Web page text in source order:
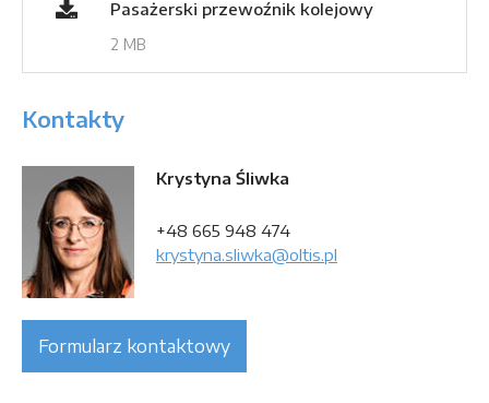
Pasażerski przewoźnik kolejowy
2 MB
Kontakty
Krystyna Śliwka
+48 665 948 474
krystyna.sliwka@oltis.pl
Formularz kontaktowy